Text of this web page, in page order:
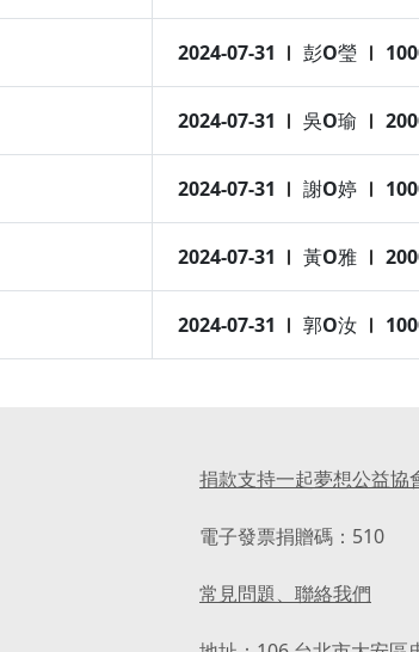
2024-07-31 彭O瑩
2024-07-31 吳O瑜
2024-07-31 謝O婷
2024-07-31 黃O雅
2024-07-31 郭O汝
捐款支持一起夢想公益協
電子發票捐贈碼：510
常見問題、聯絡我們